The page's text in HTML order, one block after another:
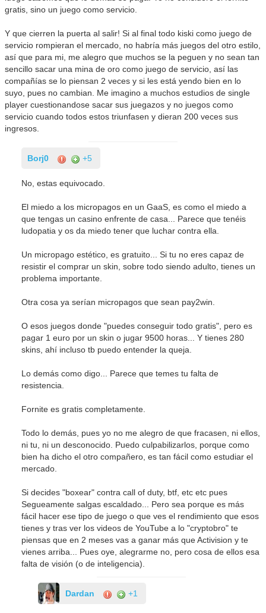
gratis, sino un juego como servicio.
Y que cierren la puerta al salir! Si al final todo kiski como juego de
servicio rompieran el mercado, no habría más juegos del otro estilo,
así que para mi, me alegro que muchos se la peguen y no sean tan
sencillo sacar una mina de oro como juego de servicio, así las
compañías se lo piensan 2 veces y si les está yendo bien en lo
suyo, pues no cambian. Me imagino a muchos estudios de single
player cuestionandose sacar sus juegazos y no juegos como
servicio cuando todos estos triunfasen y dieran 200 veces sus
ingresos.
Borj0 +5
No, estas equivocado.
El miedo a los micropagos en un GaaS, es como el miedo a
que tengas un casino enfrente de casa... Parece que tenéis
ludopatia y os da miedo tener que luchar contra ella.
Un micropago estético, es gratuito... Si tu no eres capaz de
resistir el comprar un skin, sobre todo siendo adulto, tienes un
problema importante.
Otra cosa ya serían micropagos que sean pay2win.
O esos juegos donde "puedes conseguir todo gratis", pero es
pagar 1 euro por un skin o jugar 9500 horas... Y tienes 280
skins, ahí incluso tb puedo entender la queja.
Lo demás como digo... Parece que temes tu falta de
resistencia.
Fornite es gratis completamente.
Todo lo demás, pues yo no me alegro de que fracasen, ni ellos,
ni tu, ni un desconocido. Puedo culpabilizarlos, porque como
bien ha dicho el otro compañero, es tan fácil como estudiar el
mercado.
Si decides "boxear" contra call of duty, btf, etc etc pues
Segueamente salgas escaldado... Pero sea porque es más
fácil hacer ese tipo de juego o que ves el rendimiento que esos
tienes y tras ver los videos de YouTube a lo "cryptobro" te
piensas que en 2 meses vas a ganar más que Activision y te
vienes arriba... Pues oye, alegrarme no, pero cosa de ellos esa
falta de visión (o de inteligencia).
Dardan +1